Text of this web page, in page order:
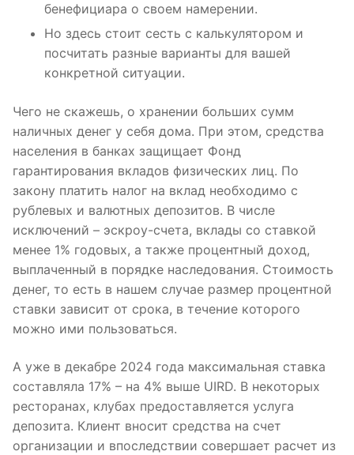
бенефициара о своем намерении.
Но здесь стоит сесть с калькулятором и
посчитать разные варианты для вашей
конкретной ситуации.
Чего не скажешь, о хранении больших сумм
наличных денег у себя дома. При этом, средства
населения в банках защищает Фонд
гарантирования вкладов физических лиц. По
закону платить налог на вклад необходимо с
рублевых и валютных депозитов. В числе
исключений – эскроу-счета, вклады со ставкой
менее 1% годовых, а также процентный доход,
выплаченный в порядке наследования. Стоимость
денег, то есть в нашем случае размер процентной
ставки зависит от срока, в течение которого
можно ими пользоваться.
А уже в декабре 2024 года максимальная ставка
составляла 17% – на 4% выше UIRD. В некоторых
ресторанах, клубах предоставляется услуга
депозита. Клиент вносит средства на счет
организации и впоследствии совершает расчет из